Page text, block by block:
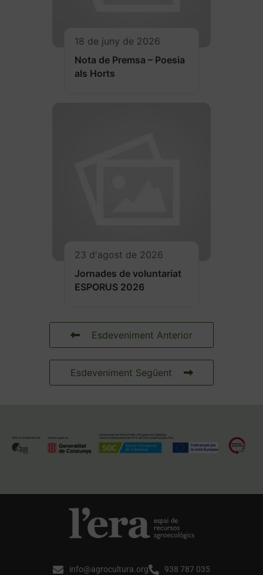
18 de juny de 2026
Nota de Premsa – Poesia
als Horts
23 d'agost de 2026
Jornades de voluntariat
ESPORUS 2026
Esdeveniment Anterior
Esdeveniment Següent
info@agrocultura.org 938 787 035